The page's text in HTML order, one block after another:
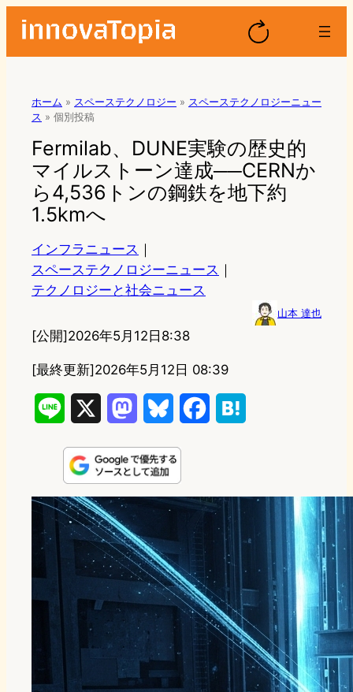
ホーム » スペーステクノロジー » スペーステクノロジーニュー
ス » 個別投稿
Fermilab、DUNE実験の歴史的
マイルストーン達成──CERNか
ら4,536トンの鋼鉄を地下約
1.5kmへ
インフラニュース ｜
スペーステクノロジーニュース ｜
テクノロジーと社会ニュース
山本 達也
[公開]2026年5月12日8:38
[最終更新]2026年5月12日 08:39
n
e
s
t
d
o
u
e
k
y
e
o
k
e